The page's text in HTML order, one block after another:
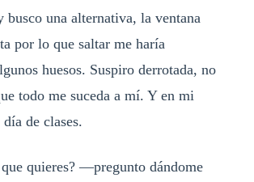
busco una alternativa, la ventana
por lo que saltar me haría
huesos. Suspiro derrotada, no
todo me suceda a mí. Y en mi
de clases.
quieres? —pregunto dándome